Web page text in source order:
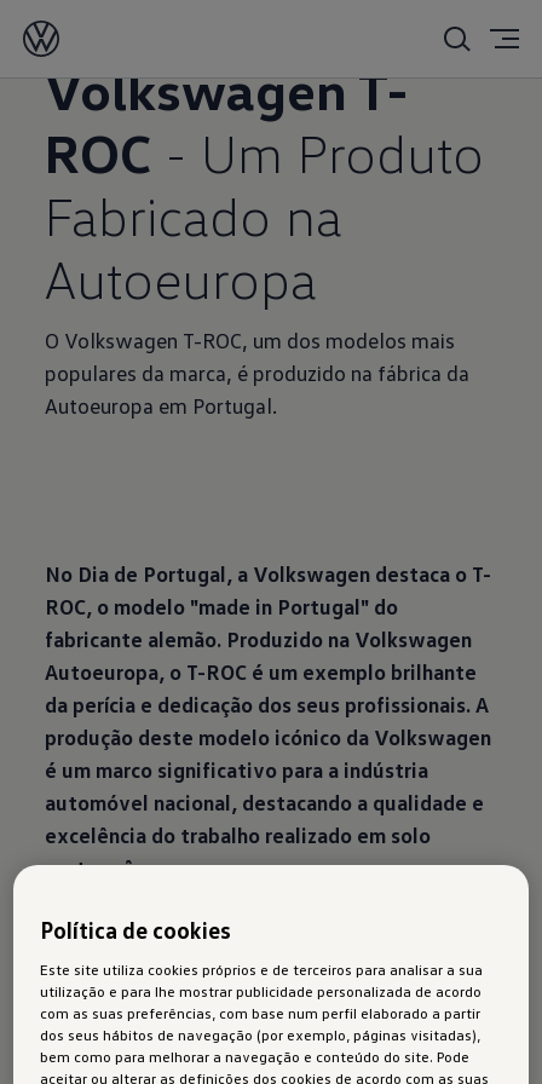
09/06/2023
Volkswagen T-
ROC - Um Produto
Fabricado na
Autoeuropa
O Volkswagen T-ROC, um dos modelos mais
populares da marca, é produzido na fábrica da
Autoeuropa em Portugal.
No Dia de Portugal, a Volkswagen destaca o T-
ROC, o modelo "made in Portugal" do
fabricante alemão. Produzido na Volkswagen
Autoeuropa, o T-ROC é um exemplo brilhante
da perícia e dedicação dos seus profissionais. A
produção deste modelo icónico da Volkswagen
é um marco significativo para a indústria
automóvel nacional, destacando a qualidade e
excelência do trabalho realizado em solo
português.
Como "bom português", o T-ROC é um SUV
por linhas desportivas, que combina um design
atrativo, espaço e conforto, com performance
dinâmica e tecnologia inovadora, fazendo deste
Política de cookies
Este site utiliza cookies próprios e de terceiros para analisar a sua
utilização e para lhe mostrar publicidade personalizada de acordo
com as suas preferências, com base num perfil elaborado a partir
dos seus hábitos de navegação (por exemplo, páginas visitadas),
bem como para melhorar a navegação e conteúdo do site. Pode
aceitar ou alterar as definições dos cookies de acordo com as suas